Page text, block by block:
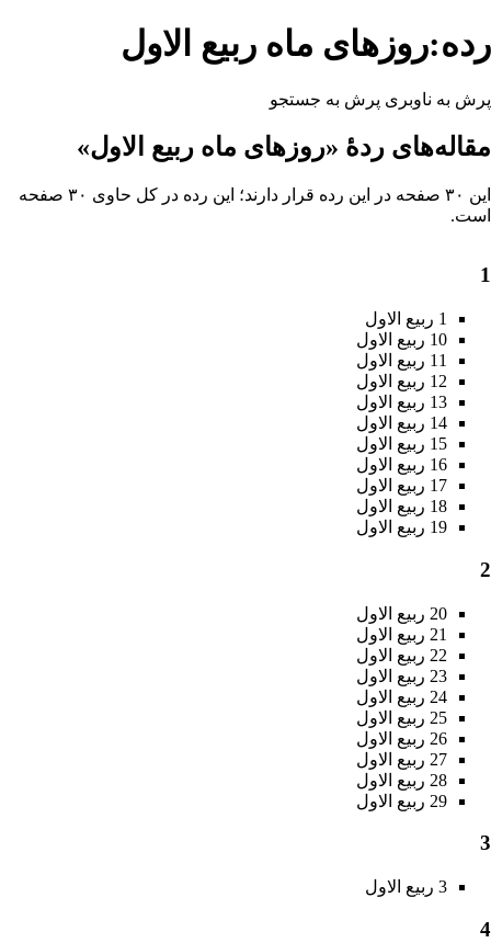
رده:روزهای ماه ربیع الاول
پرش به ناوبری پرش به جستجو
مقاله‌های ردهٔ «روزهای ماه ربیع الاول»
این ۳۰ صفحه در این رده قرار دارند؛ این رده در کل حاوی ۳۰ صفحه
است.
1
1 ربیع الاول
10 ربیع الاول
11 ربیع الاول
12 ربیع الاول
13 ربیع الاول
14 ربیع الاول
15 ربیع الاول
16 ربیع الاول
17 ربیع الاول
18 ربیع الاول
19 ربیع الاول
2
20 ربیع الاول
21 ربیع الاول
22 ربیع الاول
23 ربیع الاول
24 ربیع الاول
25 ربیع الاول
26 ربیع الاول
27 ربیع الاول
28 ربیع الاول
29 ربیع الاول
3
3 ربیع الاول
4